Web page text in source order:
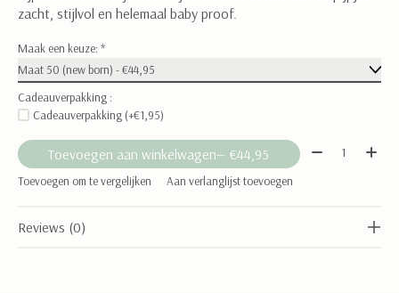
zacht, stijlvol en helemaal baby proof.
Maak een keuze: *
Cadeauverpakking :
Cadeauverpakking (+€1,95)
Toevoegen aan winkelwagen — €44,95 Aantal:
Toevoegen om te vergelijken Aan verlanglijst toevoegen
Reviews (0)